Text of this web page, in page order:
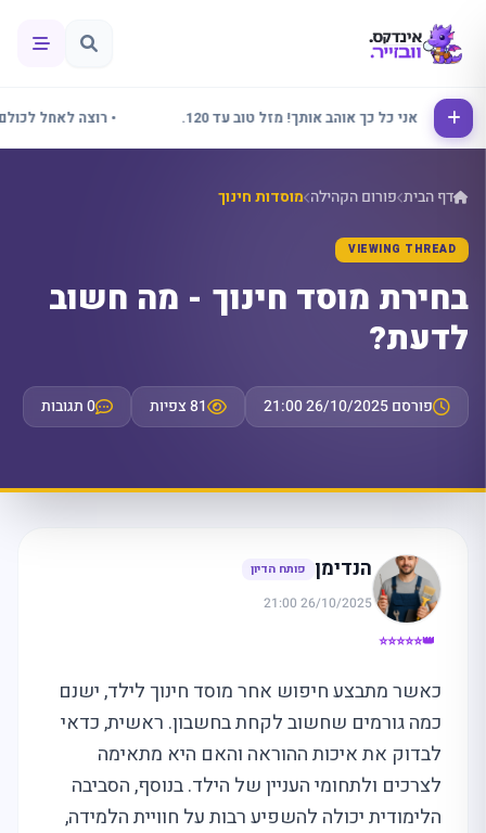
אלינור אני כל כך אוהב אותך! מזל טוב עד 120. • רוצה לאחל לכולם
דף הבית פורום הקהילה מוסדות חינוך
VIEWING THREAD
בחירת מוסד חינוך - מה חשוב
לדעת?
פורסם 26/10/2025 21:00 81 צפיות 0 תגובות
👑⭐⭐⭐⭐⭐
הנדימן פותח הדיון
26/10/2025 21:00
כאשר מתבצע חיפוש אחר מוסד חינוך לילד, ישנם
כמה גורמים שחשוב לקחת בחשבון. ראשית, כדאי
לבדוק את איכות ההוראה והאם היא מתאימה
לצרכים ולתחומי העניין של הילד. בנוסף, הסביבה
הלימודית יכולה להשפיע רבות על חוויית הלמידה,